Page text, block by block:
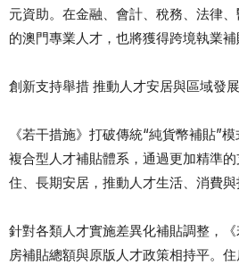
元資助。在金融、會計、稅務、法律
的澳門專業人才，也將獲得跨境執業補
創新支持舉措 推動人才安居與區域發
《若干措施》打破傳統“純貨幣補貼”
複合型人才補貼體系，通過更加精準
住、長期安居，推動人才生活、消費與
針對各類人才實施差異化補貼調整，
房補貼總額與原版人才政策相持平。